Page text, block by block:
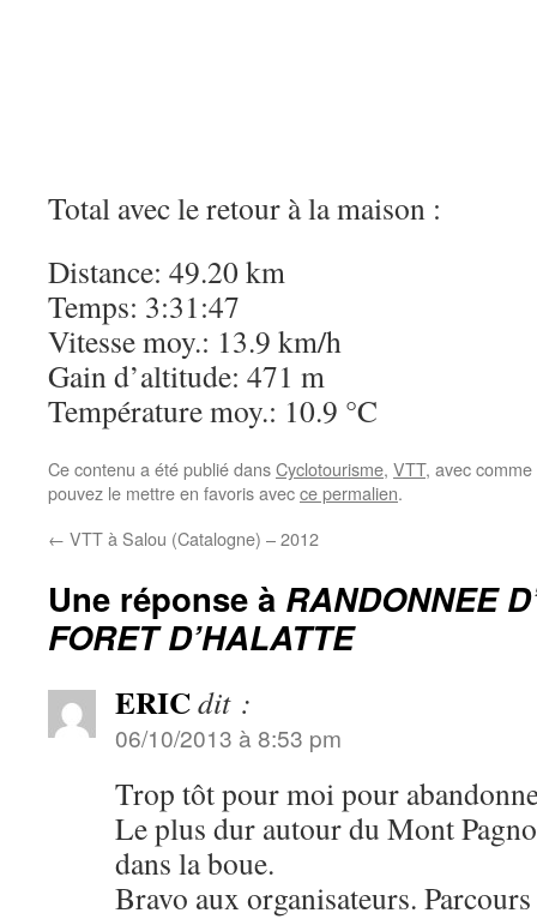
Total avec le retour à la maison :
Distance: 49.20 km
Temps: 3:31:47
Vitesse moy.: 13.9 km/h
Gain d’altitude: 471 m
Température moy.: 10.9 °C
Ce contenu a été publié dansCyclotourisme, VTT, avec
pouvez le mettre en favoris avecce permalien.
← VTT à Salou (Catalogne) – 2012
Une réponse à RANDONNEE
FORET D’HALATTE
ERICdit :
06/10/2013 à 8:53 pm
Trop tôt pour moi pour
Le plus dur autour du Mont
dans la boue.
Bravo aux organisateurs.